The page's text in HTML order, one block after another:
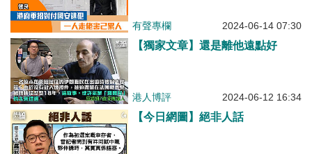
有聲專欄 2024-06-14 07:30
【獨家文章】還是離他遠點好
港人博評 2024-06-12 16:34
【今日網圖】絕非人話